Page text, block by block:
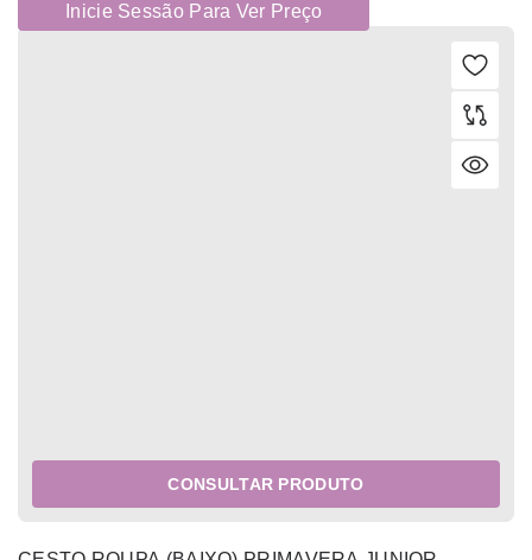
Inicie Sessão Para Ver Preço
CONSULTAR PRODUTO